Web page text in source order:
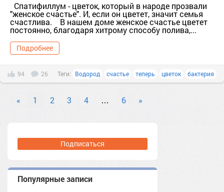
Спатифиллум - цветок, который в народе прозвали
"женское счастье". И, если он цветет, значит семья
счастлива. В нашем доме женское счастье цветет
постоянно, благодаря хитрому способу полива,...
Подробнее
94 26 Теги: Водород счастье теперь цветок бактерия
« 1 2 3 4 … 6 »
Подписаться
Популярные записи